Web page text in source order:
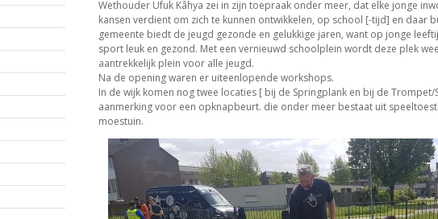
Wethouder Ufuk Kâhya zei in zijn toepraak onder meer, dat elke jonge
kansen verdient om zich te kunnen ontwikkelen, op school [-tijd] en daar
gemeente biedt de jeugd gezonde en gelukkige jaren, want op jonge
sport leuk en gezond. Met een vernieuwd schoolplein wordt deze plek
aantrekkelijk plein voor alle jeugd.
Na de opening waren er uiteenlopende workshops.
In de wijk komen nog twee locaties [ bij de Springplank en bij de Trompet/
aanmerking voor een opknapbeurt. die onder meer bestaat uit
moestuin.